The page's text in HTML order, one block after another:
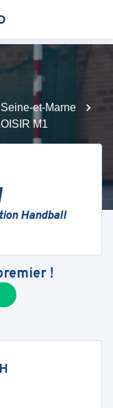
Seine-et-Marne
M1
Handball
!